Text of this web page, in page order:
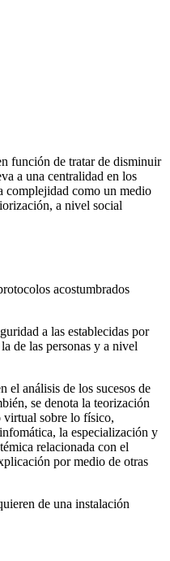
función de tratar de disminuir
a una centralidad en los
complejidad como un medio
a nivel social
acostumbrados
a las establecidas por
de las personas y a nivel
el análisis de los sucesos de
se denota la teorización
virtual sobre lo físico,
la especialización y
relacionada con el
por medio de otras
de una instalación